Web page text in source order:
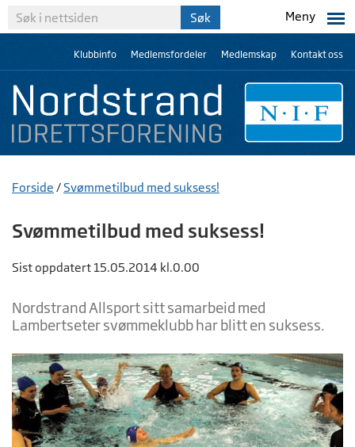
Meny
Klubbinfo Medlemsfordeler Medlemskap Kontakt oss
Forside /Svømmetilbud med suksess!
Svømmetilbud med suksess!
Sist oppdatert 15.05.2014 kl.0.00
Nordstrand Allsport sitt samarbeid med
Lambertseter svømmeklubb har blitt en suksess.